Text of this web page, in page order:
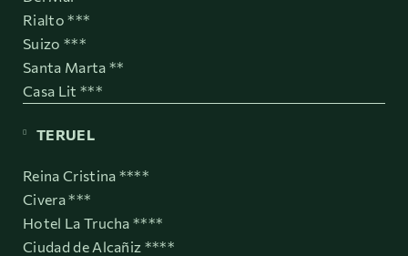
Rialto ***
Suizo ***
Santa Marta **
Casa Lit ***
TERUEL
Reina Cristina ****
Civera ***
Hotel La Trucha ****
Ciudad de Alcañiz ****